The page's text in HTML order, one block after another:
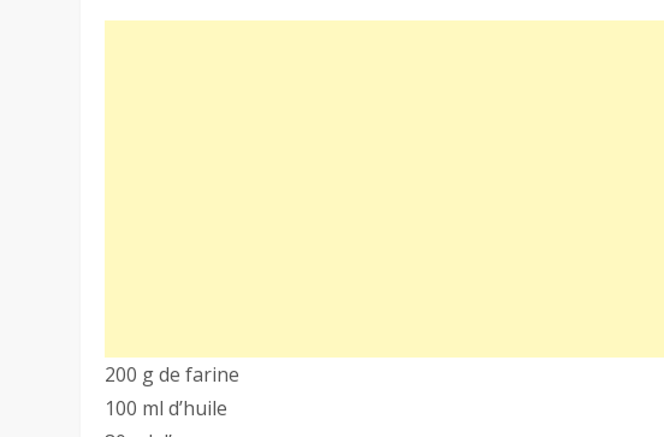
200 g de farine
100 ml d’huile